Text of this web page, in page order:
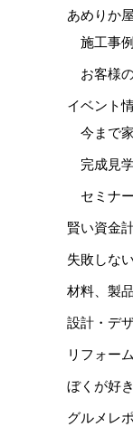
あめりか屋
施工事例
お客様
イベント
今まで
完成見
セミナー
賢い資金
失敗しな
材料、製
設計・デ
リフォー
ぼくが好
グルメレ